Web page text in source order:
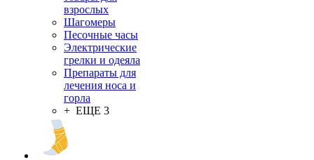
взрослых
Шагомеры
Песочные часы
Электрические
грелки и одеяла
Препараты для
лечения носа и
горла
+ ЕЩЕ 3